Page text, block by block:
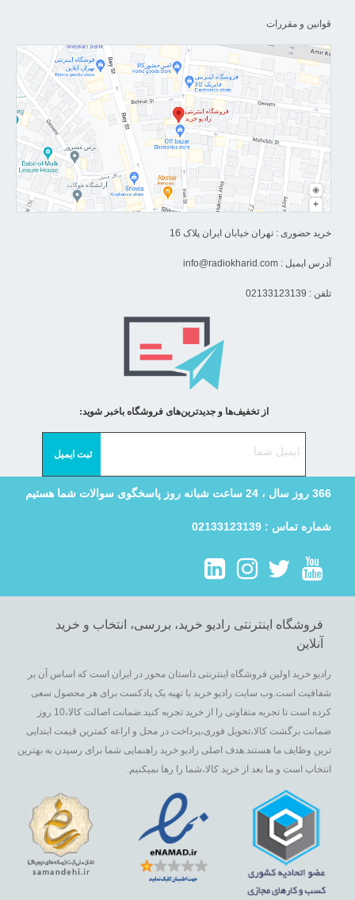
قوانین و مقررات
خرید حضوری : تهران خیابان ایران پلاک 16
آدرس ایمیل : info@radiokharid.com
تلفن : 02133123139
366 روز سال ، 24 ساعت شبانه روز پاسخگوی سوالات شما هستیم
شماره تماس : 02133123139
از تخفیف‌ها و جدیدترین‌های فروشگاه باخبر شوید:
فروشگاه اینترنتی رادیو خرید، بررسی، انتخاب و خرید
آنلاین
رادیو خرید اولین فروشگاه اینترنتی داستان محور در ایران است که اساس آن بر
شفافیت است.وب سایت رادیو خرید با تهیه یک پادکست برای هر محصول سعی
کرده است تا تجربه متفاوتی را از خرید تجربه کنید.ضمانت اصالت کالا،10 روز
ضمانت برگشت کالا،تحویل فوری،پرداخت در محل و اراعه کمترین قیمت ابتدایی
ترین وظایف ما هستند.هدف اصلی رادیو خرید راهنمایی شما برای رسیدن به بهترین
انتخاب است و ما بعد از خرید کالا،شما را رها نمیکنیم.